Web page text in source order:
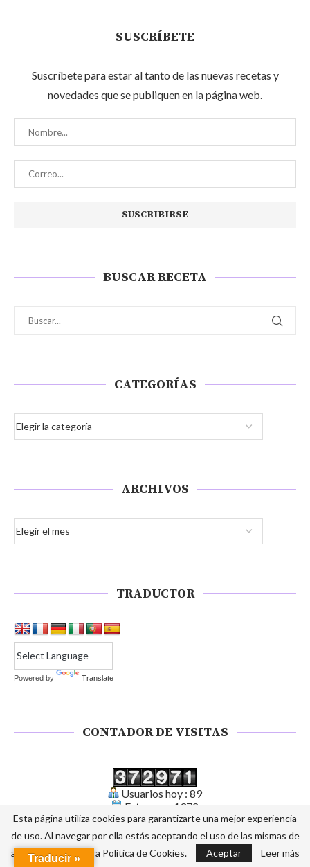
SUSCRÍBETE
Suscríbete para estar al tanto de las nuevas recetas y
novedades que se publiquen en la página web.
BUSCAR RECETA
CATEGORÍAS
ARCHIVOS
TRADUCTOR
Powered by Translate
CONTADOR DE VISITAS
Usuarios hoy : 89
Este mes : 1372
Total de usuarios : 372971
Quién está contectado : 2
Tu dirección IP : 216.73.217.34
Esta página utiliza cookies para garantizarte una mejor experiencia
de uso. Al navegar por ella estás aceptando el uso de las mismas de
acuerdo con nuestra Política de Cookies.
Aceptar Leer más
Traducir »